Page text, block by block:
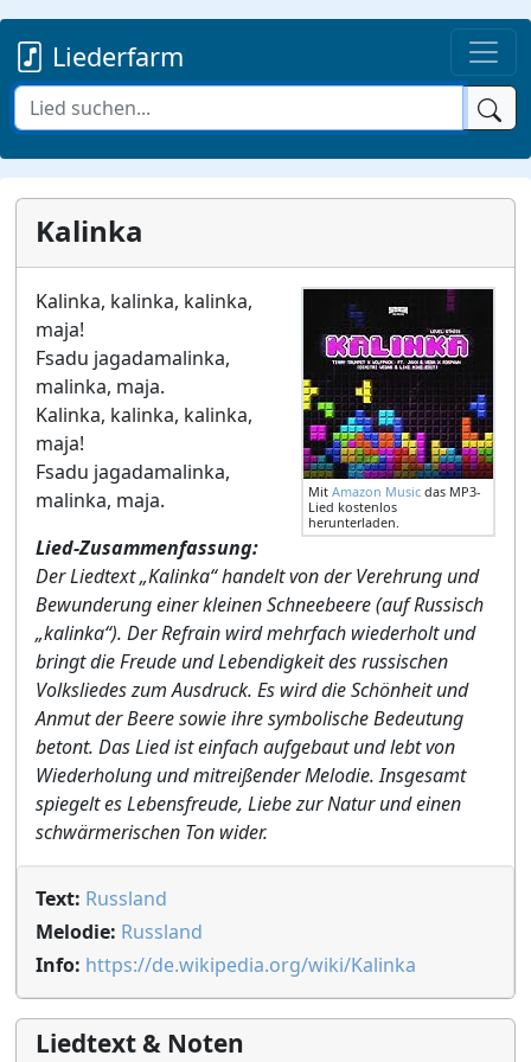
Liederfarm
Kalinka
Mit Amazon Music das MP3-
Lied kostenlos
herunterladen.
Kalinka, kalinka, kalinka,
maja!
Fsadu jagadamalinka,
malinka, maja.
Kalinka, kalinka, kalinka,
maja!
Fsadu jagadamalinka,
malinka, maja.
Lied-Zusammenfassung:
Der Liedtext „Kalinka“ handelt von der Verehrung und
Bewunderung einer kleinen Schneebeere (auf Russisch
„kalinka“). Der Refrain wird mehrfach wiederholt und
bringt die Freude und Lebendigkeit des russischen
Volksliedes zum Ausdruck. Es wird die Schönheit und
Anmut der Beere sowie ihre symbolische Bedeutung
betont. Das Lied ist einfach aufgebaut und lebt von
Wiederholung und mitreißender Melodie. Insgesamt
spiegelt es Lebensfreude, Liebe zur Natur und einen
schwärmerischen Ton wider.
Text: Russland
Melodie: Russland
Info: https://de.wikipedia.org/wiki/Kalinka
Liedtext & Noten